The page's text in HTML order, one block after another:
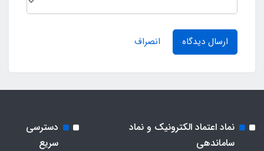
ارسال دیدگاه انصراف
نماد اعتماد الکترونیک و نماد
ساماندهی
دسترسی
سریع